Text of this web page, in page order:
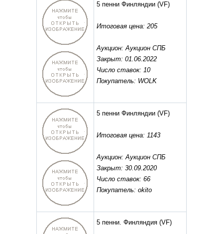
5 пенни Финляндии (VF)
Итоговая цена: 205
Аукцион: Аукцион СПБ
Закрыт: 01.06.2022
Число ставок: 10
Покупатель: WOLK
5 пенни Финляндии (VF)
Итоговая цена: 1143
Аукцион: Аукцион СПБ
Закрыт: 30.09.2020
Число ставок: 66
Покупатель: okito
5 пенни. Финляндия (VF)